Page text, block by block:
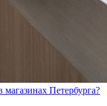
Петербурга?